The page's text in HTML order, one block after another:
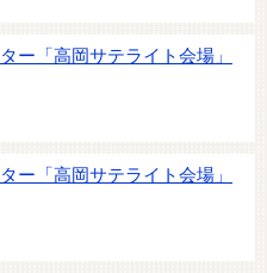
ー「高岡サテライト会場」
ー「高岡サテライト会場」